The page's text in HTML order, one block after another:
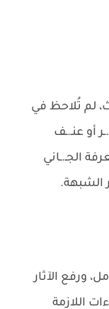
لم تُلاحظ في
أو عنـ.ـف
الجـ.ـاني
الشبهة.
ورفع الآثار
اللازمة